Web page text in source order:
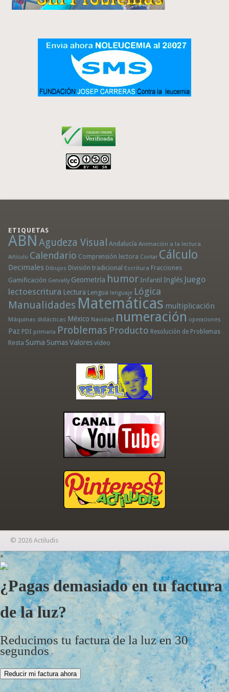
ETIQUETAS
ABN Agudeza Visual Andalucía Animación a la lectura
Artículo Calendario Comprensión lectora Contar Cálculo
Decimales Dibujos División tradicional Escritura Fracciones
Gamificación Genially Geometría humor Infantil Inglés Juego
lectoescritura Lectura Lengua lenguaje Lógica
Manualidades Matemáticas multiplicación
Máquinas didácticas México Navidad numeración operaciones
Paz PDI primaria Problemas Producto Resolución de Problemas
Resta Suma Sumas Valores vídeo
© 2026 Actiludis
×
¿Pagas demasiado en tu factura
de la luz?
Reducimos tu factura de la luz en 30
segundos
Reducir mi factura ahora